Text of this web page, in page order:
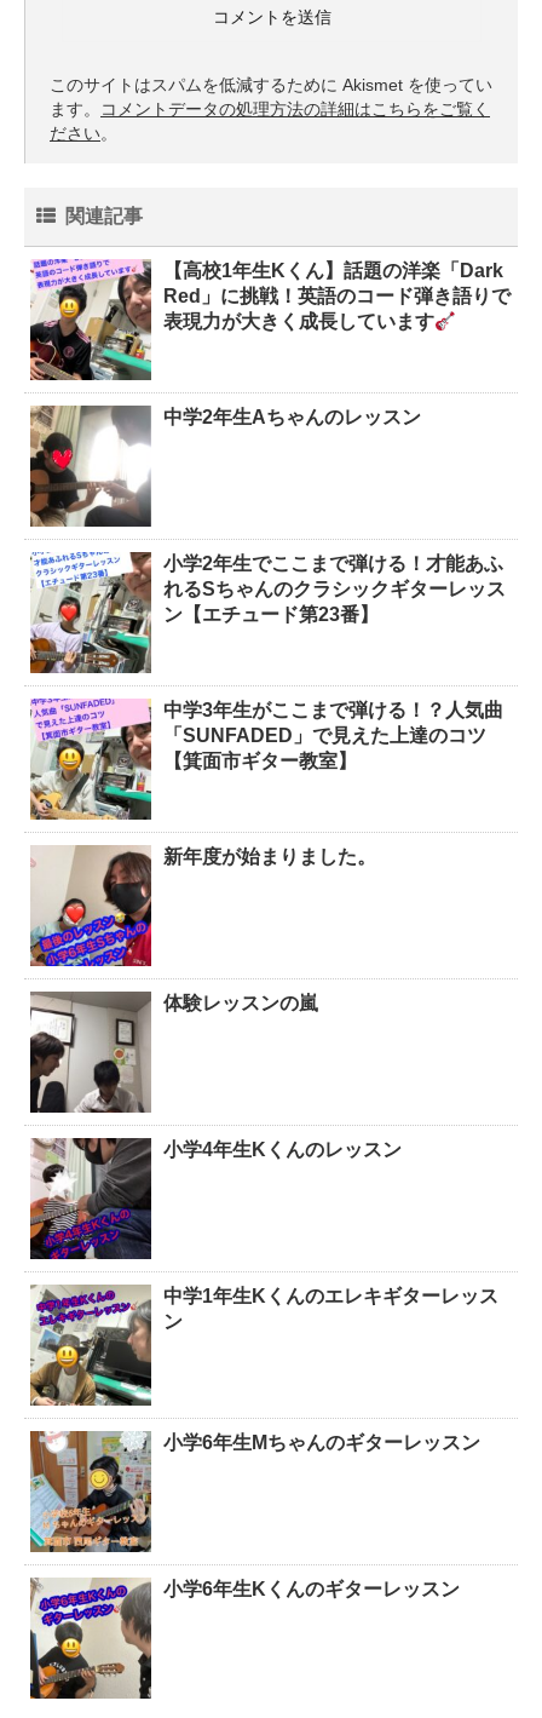
このサイトはスパムを低減するために Akismet を使ってい
ます。
コメントデータの処理方法の詳細はこちらをご覧く
ださい。
関連記事
【高校1年生Kくん】話題の洋楽「Dark
Red」に挑戦！英語のコード弾き語りで
表現力が大きく成長しています
中学2年生Aちゃんのレッスン
小学2年生でここまで弾ける！才能あふ
れるSちゃんのクラシックギターレッス
ン【エチュード第23番】
中学3年生がここまで弾ける！？人気曲
「SUNFADED」で見えた上達のコツ
【箕面市ギター教室】
新年度が始まりました。
体験レッスンの嵐
小学4年生Kくんのレッスン
中学1年生Kくんのエレキギターレッス
ン
小学6年生Mちゃんのギターレッスン
小学6年生Kくんのギターレッスン